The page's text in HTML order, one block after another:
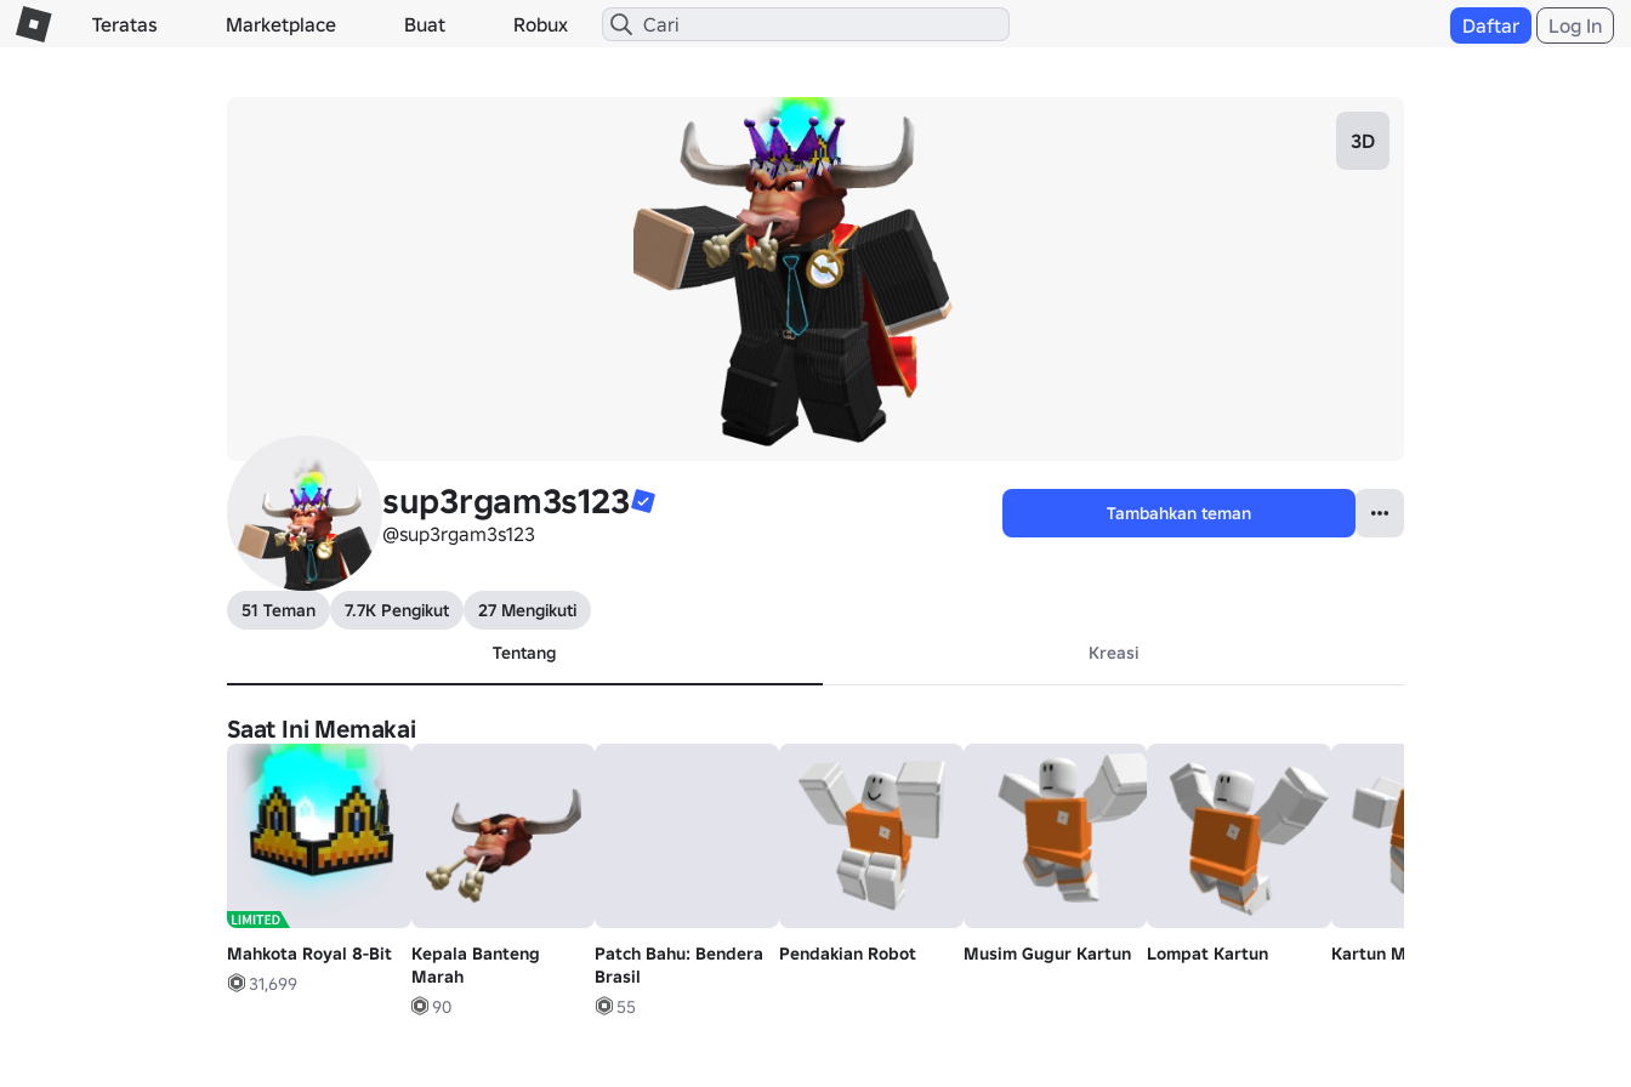
Teratas Marketplace Buat Robux Daftar Log In
3D
sup3rgam3s123
@sup3rgam3s123
Tambahkan teman
51 Teman 7.7K Pengikut
27 Mengikuti
Tentang
Kreasi
Saat Ini Memakai
Mahkota Royal 8-Bit
31,699
Kepala Banteng
Marah
90
Patch Bahu: Bendera
Brasil
55
Pendakian Robot Musim Gugur Kartun Lompat Kartun Kartun Menganggur